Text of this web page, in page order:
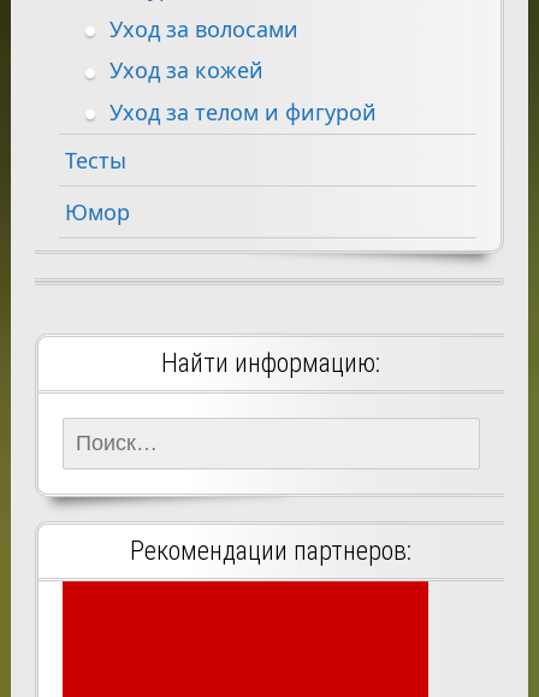
Уход за волосами
Уход за кожей
Уход за телом и фигурой
Тесты
Юмор
Найти информацию:
Найти:
Рекомендации партнеров: